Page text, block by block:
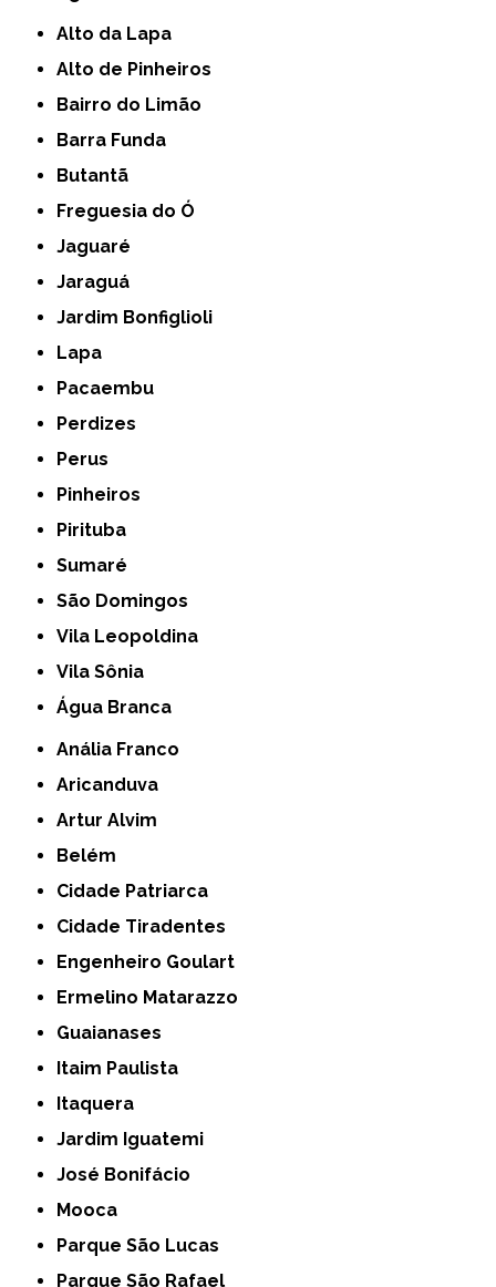
Alto da Lapa
Alto de Pinheiros
Bairro do Limão
Barra Funda
Butantã
Freguesia do Ó
Jaguaré
Jaraguá
Jardim Bonfiglioli
Lapa
Pacaembu
Perdizes
Perus
Pinheiros
Pirituba
Sumaré
São Domingos
Vila Leopoldina
Vila Sônia
Água Branca
Anália Franco
Aricanduva
Artur Alvim
Belém
Cidade Patriarca
Cidade Tiradentes
Engenheiro Goulart
Ermelino Matarazzo
Guaianases
Itaim Paulista
Itaquera
Jardim Iguatemi
José Bonifácio
Mooca
Parque São Lucas
Parque São Rafael